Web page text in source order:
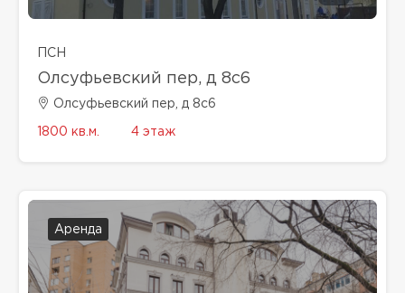
ПСН
Олсуфьевский пер, д 8с6
Олсуфьевский пер, д 8с6
1800 кв.м. 4 этаж
Аренда